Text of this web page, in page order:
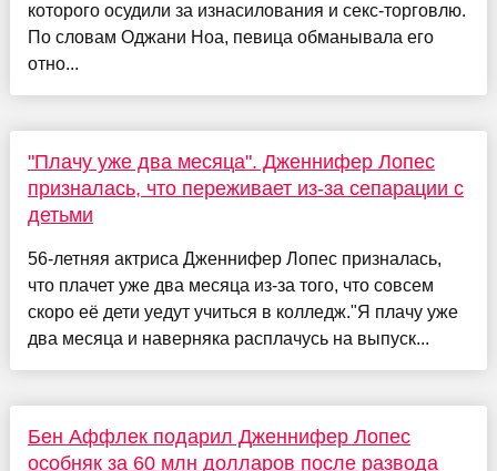
которого осудили за изнасилования и секс-торговлю.
По словам Оджани Ноа, певица обманывала его
отно...
"Плачу уже два месяца". Дженнифер Лопес
призналась, что переживает из-за сепарации с
детьми
56-летняя актриса Дженнифер Лопес призналась,
что плачет уже два месяца из-за того, что совсем
скоро её дети уедут учиться в колледж."Я плачу уже
два месяца и наверняка расплачусь на выпуск...
Бен Аффлек подарил Дженнифер Лопес
особняк за 60 млн долларов после развода